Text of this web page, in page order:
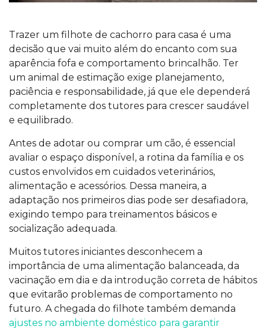
Trazer um filhote de cachorro para casa é uma
decisão que vai muito além do encanto com sua
aparência fofa e comportamento brincalhão. Ter
um animal de estimação exige planejamento,
paciência e responsabilidade, já que ele dependerá
completamente dos tutores para crescer saudável
e equilibrado.
Antes de adotar ou comprar um cão, é essencial
avaliar o espaço disponível, a rotina da família e os
custos envolvidos em cuidados veterinários,
alimentação e acessórios. Dessa maneira, a
adaptação nos primeiros dias pode ser desafiadora,
exigindo tempo para treinamentos básicos e
socialização adequada.
Muitos tutores iniciantes desconhecem a
importância de uma alimentação balanceada, da
vacinação em dia e da introdução correta de hábitos
que evitarão problemas de comportamento no
futuro. A chegada do filhote também demanda
ajustes no ambiente doméstico para garantir